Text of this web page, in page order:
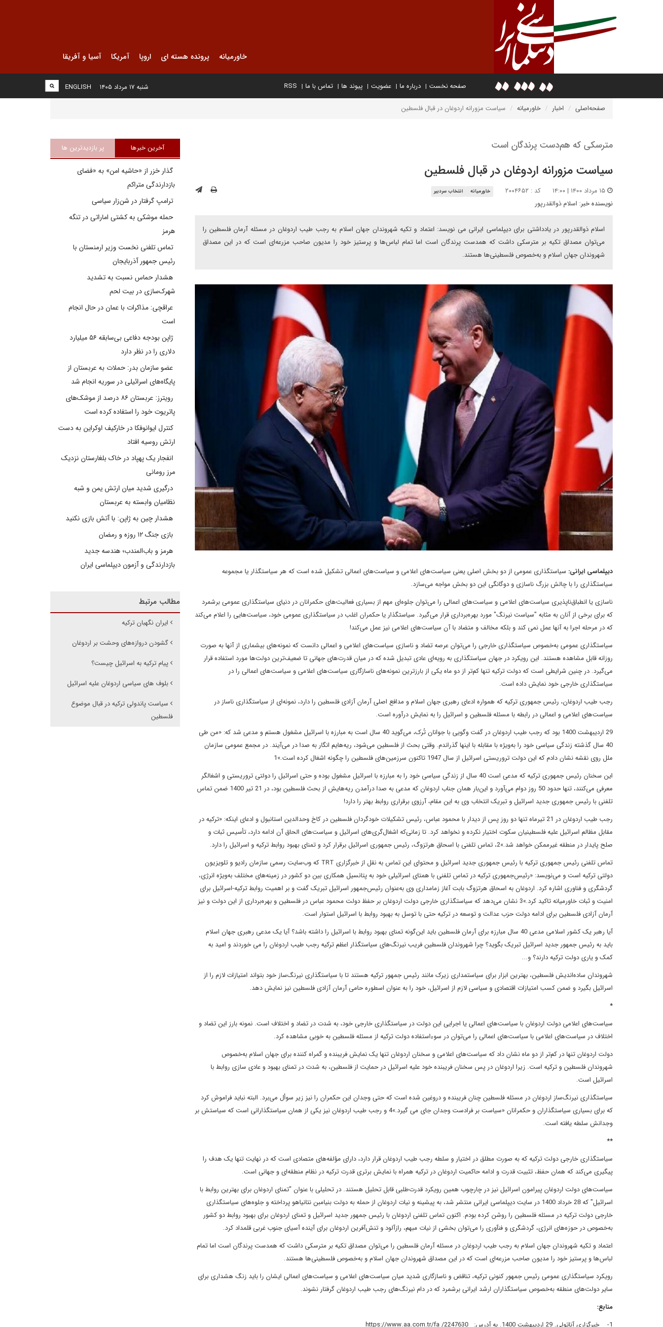
خاورمیانه پرونده هسته ای اروپا آمریکا آسیا و آفریقا
صفحه نخست درباره ما عضویت پیوند ها تماس با ما RSS
ENGLISH شنبه ۱۷ مرداد ۱۴۰۵
صفحه‌اصلی اخبار خاورمیانه سیاست مزورانه اردوغان در قبال فلسطین
مترسکی که هم‌دست پرندگان است
سیاست مزورانه اردوغان در قبال فلسطین
کد : ۲۰۰۴۶۵۲ خاورمیانه انتخاب سردبیر
نویسنده خبر: اسلام ذوالقدرپور
اسلام ذوالقدرپور در یادداشتی برای دیپلماسی ایرانی می نویسد: اعتماد و تکیه شهروندان جهان اسلام به رجب طیب اردوغان در مسئله آرمان فلسطین را
می‌توان مصداق تکیه بر مترسکی داشت که همدست پرندگان است اما تمام لباس‌ها و پرستیز خود را مدیون صاحب مزرعه‌ای است که در این مصداق
شهروندان جهان اسلام و به‌خصوص فلسطینی‌ها هستند.
دیپلماسی ایرانی: سیاستگذاری عمومی از دو بخش اصلی یعنی سیاست‌های اعلامی و سیاست‌های اعمالی تشکیل شده است که هر سیاستگذار یا مجموعه
سیاستگذاری را با چالش بزرگ ناسازی و دوگانگی این دو بخش مواجه می‌سازد.
ناسازی یا انطباق‌ناپذیری سیاست‌های اعلامی و سیاست‌های اعمالی را می‌توان جلوه‌ای مهم از بسیاری فعالیت‌های حکمرانان در دنیای سیاستگذاری عمومی برشمرد
که برای برخی از آنان به مثابه "سیاست نیرنگ" مورد بهره‌برداری قرار می‌گیرد. سیاستگذار یا حکمران اغلب در سیاستگذاری عمومی خود، سیاست‌هایی را اعلام می‌کند
که در مرحله اجرا به آنها عمل نمی کند و بلکه مخالف و متضاد با آن سیاست‌های اعلامی نیز عمل می‌کند!
سیاستگذاری عمومی به‌خصوص سیاستگذاری خارجی را می‌توان عرصه تضاد و ناسازی سیاست‌های اعلامی و اعمالی دانست که نمونه‌های بیشماری از آنها به صورت
روزانه قابل مشاهده هستند. این رویکرد در جهان سیاستگذاری به رویه‌ای عادی تبدیل شده که در میان قدرت‌های جهانی تا ضعیف‌ترین دولت‌ها مورد استفاده قرار
می‌گیرد. در چنین شرایطی است که دولت ترکیه تنها کم‌تر از دو ماه یکی از بارزترین نمونه‌های ناسازگاری سیاست‌های اعلامی و سیاست‌های اعمالی را در
سیاستگذاری خارجی خود نمایش داده است.
رجب طیب اردوغان، رئیس جمهوری ترکیه که همواره ادعای رهبری جهان اسلام و مدافع اصلی آرمان آزادی فلسطین را دارد، نمونه‌ای از سیاستگذاری ناساز در
سیاست‌های اعلامی و اعمالی در رابطه با مسئله فلسطین و اسرائیل را به نمایش درآوره‌ است.
29 اردیبهشت 1400 بود که رجب طیب اردوغان در گفت وگویی با جوانان تُرک، می‌گوید 40 سال است به مبارزه با اسرائیل مشغول هستم و مدعی شد که: «من طی
40 سال گذشته زندگی سیاسی خود را به‌ویژه با مقابله با اینها گذراندم. وقتی بحث از فلسطین می‌شود، ریه‌هایم انگار به صدا در می‌آیند. در مجمع عمومی سازمان
ملل روی نقشه نشان دادم که این دولت تروریستی اسرائیل از سال 1947 تاکنون سرزمین‌های فلسطین را چگونه اشغال کرده است.»1
این سخنان رئیس جمهوری ترکیه که مدعی است 40 سال از زندگی سیاسی خود را به مبارزه با اسرائیل مشغول بوده و حتی اسرائیل را دولتی تروریستی و اشغالگر
معرفی می‌کنند، تنها حدود 50 روز دوام می‌آورد و این‌بار همان جناب اردوغان که مدعی به صدا درآمدن ریه‌هایش از بحث فلسطین بود، در 21 تیر 1400 ضمن تماس
تلفنی با رئیس جمهوری جدید اسرائیل و تبریک انتخاب وی به این مقام، آرزوی برقراری روابط بهتر را دارد!
رجب طیب اردوغان در 21 تیرماه تنها دو روز پس از دیدار با محمود عباس، رئیس تشکیلات خودگردان فلسطین در کاخ وحدالدین استانبول و ادعای اینکه: «ترکیه در
مقابل مظالم اسرائیل علیه فلسطینیان سکوت اختیار نکرده و نخواهد کرد. تا زمانی‌که اشغال‌گری‌های اسرائیل و سیاست‌های الحاق آن ادامه دارد، تأسیس ثبات و
صلح پایدار در منطقه غیرممکن خواهد شد.»2، تماس تلفنی با اسحاق هرتزوگ، رئیس جمهوری اسرائیل برقرار کرد و تمنای بهبود روابط ترکیه و اسرائیل را دارد.
تماس تلفنی رئیس جمهوری ترکیه با رئیس جمهوری جدید اسرائیل و محتوای این تماس به نقل از خبرگزاری TRT که وب‌سایت رسمی سازمان رادیو و تلویزیون
دولتی ترکیه است و می‌نویسد: «رئیس‌جمهوری ترکیه در تماس تلفنی با همتای اسرائیلی خود به پتانسیل همکاری بین دو کشور در زمینه‌های مختلف به‌ویژه انرژی،
گردشگری و فناوری اشاره کرد. اردوغان به اسحاق هرتزوگ بابت آغاز زمامداری وی به‌عنوان رئیس‌جمهور اسرائیل تبریک گفت و بر اهمیت روابط ترکیه-اسرائیل برای
امنیت و ثبات خاورمیانه تاکید کرد.»3 نشان می‌دهد که سیاستگذاری خارجی دولت اردوغان بر حفظ دولت محمود عباس در فلسطین و بهره‌برداری از این دولت و نیز
آرمان آزادی فلسطین برای ادامه دولت حزب عدالت و توسعه در ترکیه حتی با توسل به بهبود روابط با اسرائیل استوار است.
آیا رهبر یک کشور اسلامی مدعی 40 سال مبارزه برای آرمان فلسطین باید این‌گونه تمنای بهبود روابط با اسرائیل را داشته باشد؟ آیا یک مدعی رهبری جهان اسلام
باید به رئیس جمهور جدید اسرائیل تبریک بگوید؟ چرا شهروندان فلسطین فریب نیرنگ‌های سیاستگذار اعظم ترکیه رجب طیب اردوغان را می خوردند و امید به
کمک و یاری دولت ترکیه دارند؟ و...
شهروندان ساده‌اندیش فلسطین، بهترین ابزار برای سیاستمداری زیرک مانند رئیس جمهور ترکیه هستند تا با سیاستگذاری نیرنگ‌ساز خود بتواند امتیازات لازم را از
اسرائیل بگیرد و ضمن کسب امتیازات اقتصادی و سیاسی لازم از اسرائیل، خود را به عنوان اسطوره حامی آرمان آزادی فلسطین نیز نمایش دهد.
*
سیاست‌های اعلامی دولت اردوغان با سیاست‌های اعمالی یا اجرایی این دولت در سیاستگذاری خارجی خود، به شدت در تضاد و اختلاف است. نمونه بارز این تضاد و
اختلاف در سیاست‌های اعلامی با سیاست‌های اعمالی را می‌توان در سوءاستفاده دولت ترکیه از مسئله فلسطین به خوبی مشاهده کرد.
دولت اردوغان تنها در کم‌تر از دو ماه نشان داد که سیاست‌های اعلامی و سخنان اردوغان تنها یک نمایش فریبنده و گمراه کننده برای جهان اسلام به‌خصوص
شهروندان فلسطین و ترکیه است. زیرا اردوغان در پس سخنان فریبنده خود علیه اسرائیل در حمایت از فلسطین، به شدت در تمنای بهبود و عادی سازی روابط با
اسرائیل است.
سیاستگذاری نیرنگ‌ساز‌ اردوغان در مسئله فلسطین چنان فریبنده و دروغین شده است که حتی وجدان این حکمران را نیز زیر سوأل می‌برد. البته نباید فراموش کرد
که برای بسیاری سیاستگذاران و حکمرانان «سیاست بر فرادست وجدان جای می گیرد.»4 و رجب طیب اردوغان نیز یکی از همان سیاستگذارانی است که سیاستش بر
وجدانش سلطه یافته است.
**
سیاستگذاری خارجی دولت ترکیه که به صورت مطلق در اختیار و سلطه رجب طیب اردوغان قرار دارد، دارای مؤلفه‌های متصادی است که در نهایت تنها یک هدف را
پیگیری می‌کند که همان حفظ، تثبیت قدرت و ادامه حاکمیت اردوغان در ترکیه همراه با نمایش برتری قدرت ترکیه در نظام منطقه‌ای و جهانی است.
سیاست‌های دولت اردوغان پیرامون اسرائیل نیز در چارچوب همین رویکرد قدرت‌طلبی قابل تحلیل هستند. در تحلیلی با عنوان "تمنای اردوغان برای بهترین روابط با
اسرائیل" که 28 خرداد 1400 در سایت دیپلماسی ایرانی منتشر شد، به پیشینه و نیات اردوغان از حمله به دولت بنیامبن نتانیاهو پرداخته و جلوه‌های سیاستگذاری
خارجی دولت ترکیه در مسئله فلسطین را روشن کرده بودم. اکنون تماس تلفنی اردوغان با رئیس جمهور جدید اسرائیل و تمنای اردوغان برای بهبود روابط دو کشور
به‌خصوص در حوزه‌های انرژی، گردشگری و فنآوری را می‌توان بخشی از نیات مبهم، رازآلود و تنش‌آفرین اردوغان برای آینده آسیای جنوب غربی قلمداد کرد.
اعتماد و تکیه شهروندان جهان اسلام به رجب طیب اردوغان در مسئله آرمان فلسطین را می‌توان مصداق تکیه بر مترسکی داشت که همدست پرندگان است اما تمام
لباس‌ها و پرستیز خود را مدیون صاحب مزرعه‌ای است که در این مصداق شهروندان جهان اسلام و به‌خصوص فلسطینی‌ها هستند.
رویکرد سیاستگذاری عمومی رئیس جمهور کنونی ترکیه، تناقض و ناسازگاری شدید میان سیاست‌های اعلامی و سیاست‌های اعمالی ایشان را باید زنگ هشداری برای
سایر دولت‌های منطقه به‌خصوص سیاستگذاران ارشد ایرانی برشمرد که در دام نیرنگ‌های رجب طیب اردوغان گرفتار نشوند.
منابع:
آخرین خبرها پر بازدیدترین ها
گذار خزر از «حاشیه امن» به «فضای
بازدارندگی متراکم
ترامپ گرفتار در شن‌زار سیاسی
حمله موشکی به کشتی اماراتی در تنگه
هرمز
تماس تلفنی نخست وزیر ارمنستان با
رئیس جمهور آذربایجان
هشدار حماس نسبت به تشدید
شهرک‌سازی در بیت‌ لحم
عراقچی: مذاکرات با عمان در حال انجام
است
ژاپن بودجه دفاعی بی‌سابقه ۵۶ میلیارد
دلاری را در نظر دارد
عضو سازمان بدر: حملات به عربستان از
پایگاه‌های اسرائیلی در سوریه انجام شد
رویترز: عربستان ۸۶ درصد از موشک‌های
پاتریوت خود را استفاده کرده است
کنترل ایوانوفکا در خارکیف اوکراین به دست
ارتش روسیه افتاد
انفجار یک پهپاد در خاک بلغارستان نزدیک
مرز رومانی
درگیری شدید میان ارتش یمن و شبه
نظامیان وابسته به عربستان
هشدار چین به ژاپن: با آتش بازی نکنید
بازی جنگ ۱۲ روزه و رمضان
هرمز و باب‌المندب؛ هندسه جدید
بازدارندگی و آزمون دیپلماسی ایران
مطالب مرتبط
ایران نگهبان ترکیه
گشودن دروازه‌های وحشت بر اردوغان
پیام ترکیه به اسرائیل چیست؟
بلوف های سیاسی اردوغان علیه اسرائیل
سیاست پاندولی ترکیه در قبال موضوع
فلسطین